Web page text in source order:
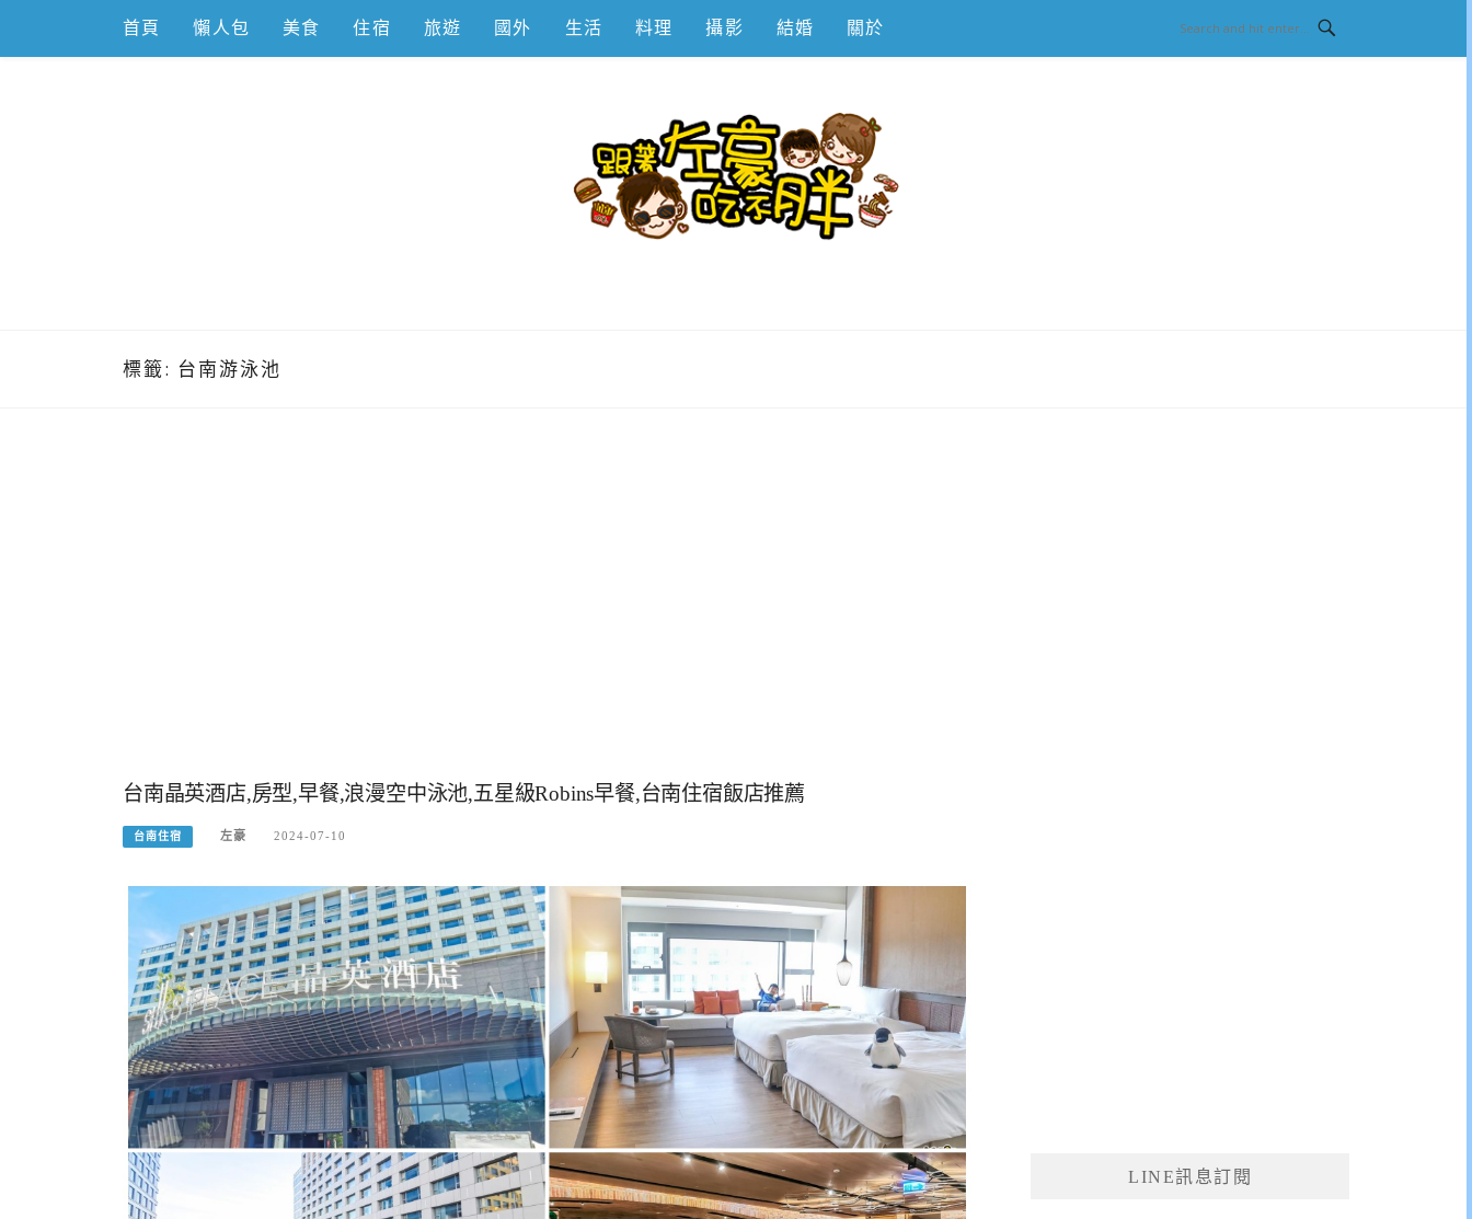
content
首頁 懶人包 美食 住宿 旅遊 國外 生活 料理 攝影 結婚 關於
標籤: 台南游泳池
台南晶英酒店,房型,早餐,浪漫空中泳池,五星級Robins早餐,台南住宿飯店推薦
台南住宿 左豪 2024-07-10
LINE訊息訂閱